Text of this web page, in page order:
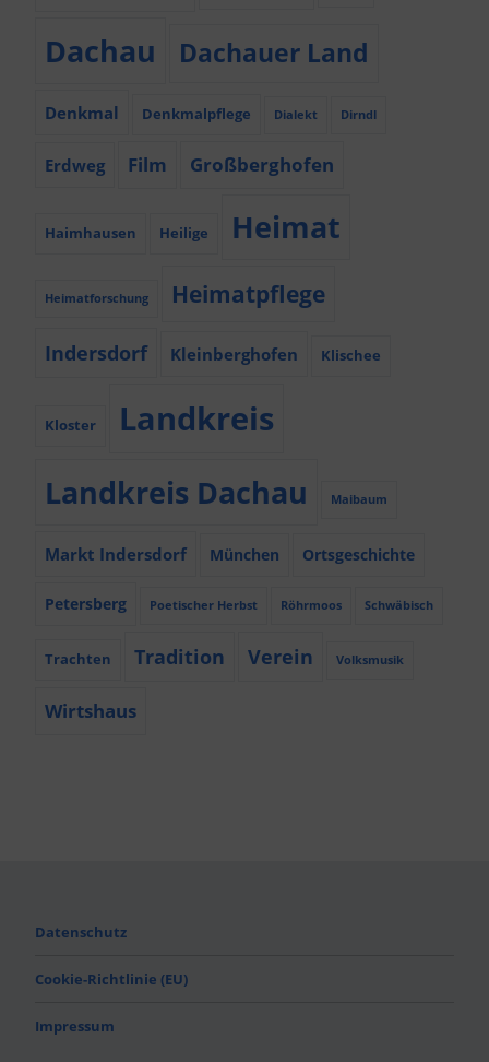
Dachau Dachauer Land
Denkmal Denkmalpflege Dialekt Dirndl
Erdweg Film Großberghofen
Haimhausen Heilige Heimat
Heimatforschung Heimatpflege
Indersdorf Kleinberghofen Klischee
Kloster Landkreis
Landkreis Dachau Maibaum
Markt Indersdorf München Ortsgeschichte
Petersberg Poetischer Herbst Röhrmoos Schwäbisch
Trachten Tradition Verein Volksmusik
Wirtshaus
Datenschutz
Cookie-Richtlinie (EU)
Impressum